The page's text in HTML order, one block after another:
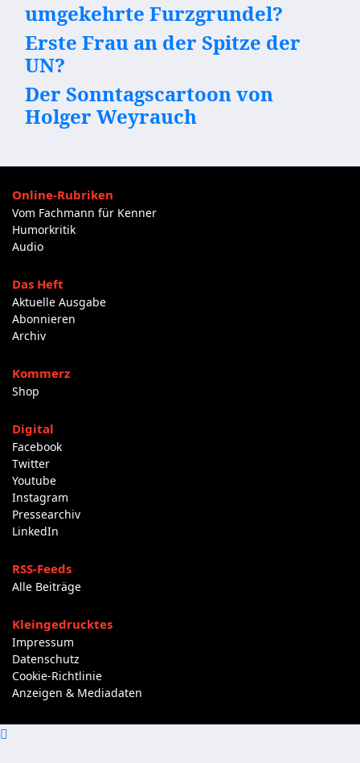
umgekehrte Furzgrundel?
Erste Frau an der Spitze der
UN?
Der Sonntagscartoon von
Holger Weyrauch
Online-Rubriken
Vom Fachmann für Kenner
Humorkritik
Audio
Das Heft
Aktuelle Ausgabe
Abonnieren
Archiv
Kommerz
Shop
Digital
Facebook
Twitter
Youtube
Instagram
Pressearchiv
LinkedIn
RSS-Feeds
Alle Beiträge
Kleingedrucktes
Impressum
Datenschutz
Cookie-Richtlinie
Anzeigen & Mediadaten